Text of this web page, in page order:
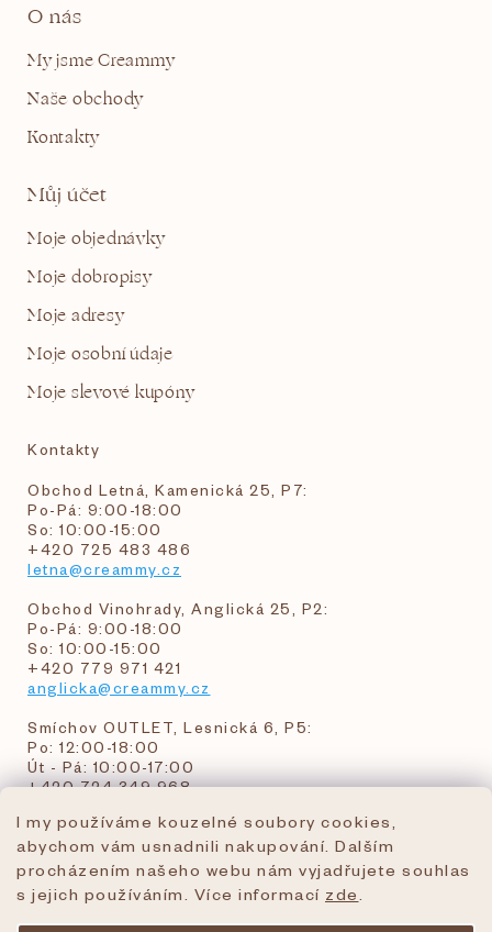
I my používáme kouzelné soubory cookies,
abychom vám usnadnili nakupování. Dalším
procházením našeho webu nám vyjadřujete souhlas
s jejich používáním. Více informací zde
O nás
My jsme Creammy
Naše obchody
Kontakty
Můj účet
Moje objednávky
Moje dobropisy
Moje adresy
Moje osobní údaje
Moje slevové kupóny
Kontakty
Obchod Letná, Kamenická 25, P7:
Po-Pá: 9:00-18:00
So: 10:00-15:00
+420 725 483 486
letna@creammy.cz
Obchod Vinohrady, Anglická 25, P2:
Po-Pá: 9:00-18:00
So: 10:00-15:00
+420 779 971 421
anglicka@creammy.cz
Smíchov OUTLET, Lesnická 6, P5:
Po: 12:00-18:00
Út - Pá: 10:00-17:00
+420 724 349 968
objednavky@creammy.cz
tel:+420 724 349 968